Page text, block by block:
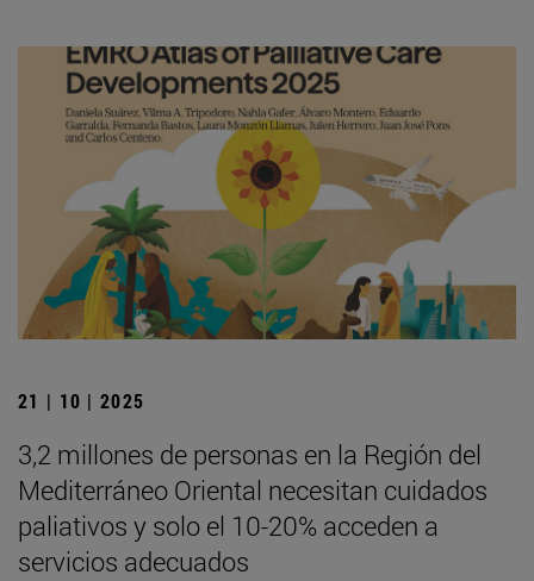
21 | 10 | 2025
3,2 millones de personas en la Región del
Mediterráneo Oriental necesitan cuidados
paliativos y solo el 10-20% acceden a
servicios adecuados